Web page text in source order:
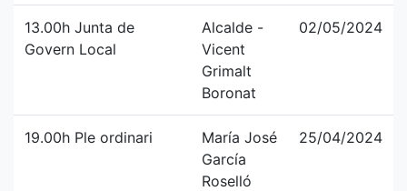
13.00h Junta de
Govern Local
Alcalde -
Vicent
Grimalt
Boronat
02/05/2024
19.00h Ple ordinari
María José
García
Roselló
25/04/2024